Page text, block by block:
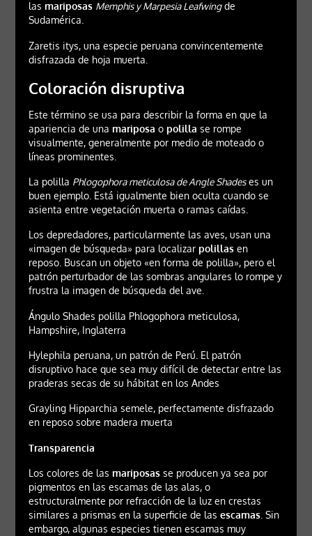
las mariposas Memphis y Marpesia Leafwingde
Sudamérica.
Zaretis itys, una especie peruana convincentemente
disfrazada de hoja muerta.
Coloración disruptiva
Este término se usa para describir la forma en que la
apariencia de una mariposa o polilla se rompe
visualmente, generalmente por medio de moteado o
líneas prominentes.
La polilla Phlogophora meticulosa de Angle Shadeses un
buen ejemplo. Está igualmente bien oculta cuando se
asienta entre vegetación muerta o ramas caídas.
Los depredadores, particularmente las aves, usan una
«imagen de búsqueda» para localizar polillasen
reposo. Buscan un objeto «en forma de polilla», pero el
patrón perturbador de las sombras angulares lo rompe y
frustra la imagen de búsqueda del ave.
Ángulo Shades polilla Phlogophora meticulosa,
Hampshire, Inglaterra
Hylephila peruana, un patrón de Perú. El patrón
disruptivo hace que sea muy difícil de detectar entre las
praderas secas de su hábitat en los Andes
Grayling Hipparchia semele, perfectamente disfrazado
en reposo sobre madera muerta
Transparencia
Los colores de las mariposasse producen ya sea por
pigmentos en las escamas de las alas, o
estructuralmente por refracción de la luz en crestas
similares a prismas en la superficie de las escamas. Sin
embargo, algunas especies tienen escamas muy